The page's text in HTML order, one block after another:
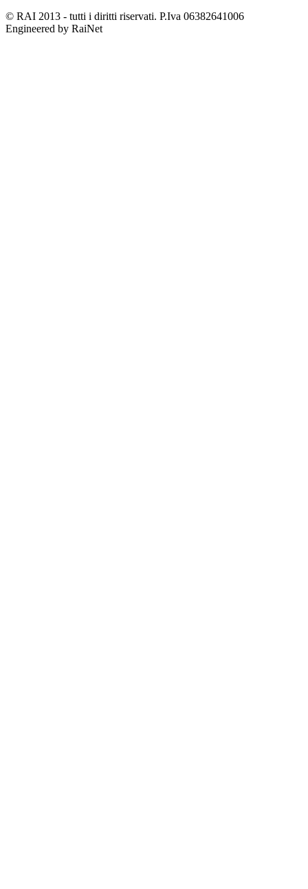
© RAI 2013 - tutti i diritti riservati. P.Iva 06382641006
Engineered by RaiNet